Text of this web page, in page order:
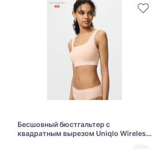
Бесшовный бюстгальтер с
квадратным вырезом Uniqlo Wireless